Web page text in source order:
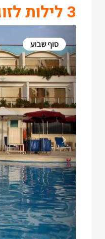
3 לילות לזוג ע"ב חצי פנסיון בחדר סטנדרט
סוף שבוע